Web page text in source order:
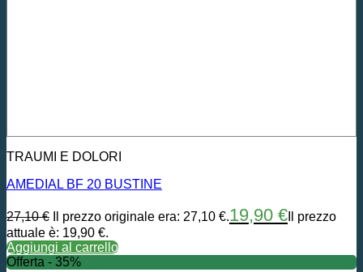
TRAUMI E DOLORI
AMEDIAL BF 20 BUSTINE
27,10€ Il prezzo originale era: 27,10 €.19,90 € Il prezzo
attuale è: 19,90 €.
Aggiungi al carrello
Offerta - 35%